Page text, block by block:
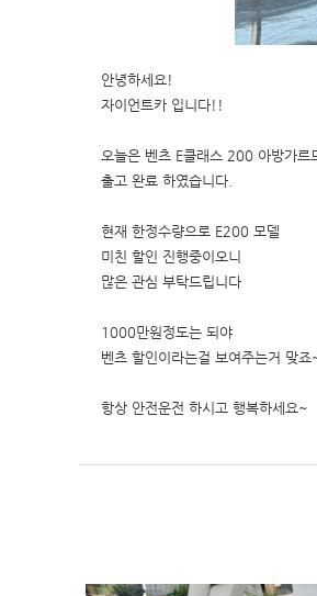
안녕하세요!
자이언트카 입니다!!
오늘은 벤츠 E클래스 200 아방가르
출고 완료 하였습니다.
현재 한정수량으로 E200 모델
미친 할인 진행중이오니
많은 관심 부탁드립니다
1000만원정도는 되야
벤츠 할인이라는걸 보여주는거 맞죠
항상 안전운전 하시고 행복하세요~